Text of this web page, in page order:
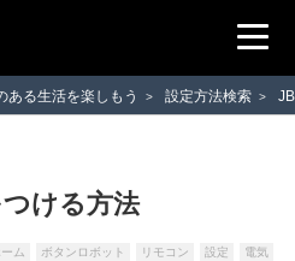
ある生活を楽しもう > 設定方法検索 >
ける方法
ム ボタンロボット リモコン 設定 電気